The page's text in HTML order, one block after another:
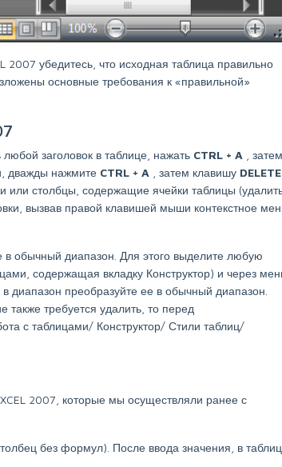
убедитесь, что исходная таблица правильно
основные требования к «правильной»
заголовок в таблице, нажать CTRL + A
, затем
дважды нажмите CTRL + A , затем клавишу DELETE
или столбцы, содержащие ячейки таблицы
вызвав правой клавишей мыши контекстное
обычный диапазон. Для этого выделите любую
содержащая вкладку Конструктор) и через
диапазон преобразуйте ее в обычный диапазон.
требуется удалить, то перед
с таблицами/ Конструктор/ Стили таблиц/
2007, которые мы осуществляли ранее с
без формул). После ввода значения, в